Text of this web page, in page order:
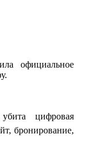
официальное
цифровая
бронирование,